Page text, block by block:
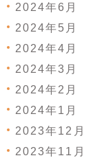
2024年6月
2024年5月
2024年4月
2024年3月
2024年2月
2024年1月
2023年12月
2023年11月